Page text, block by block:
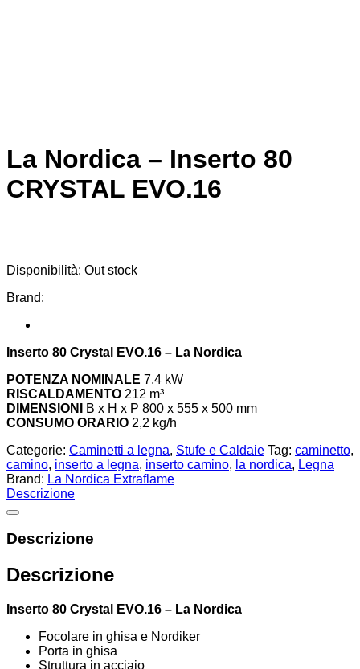
La Nordica – Inserto 80
CRYSTAL EVO.16
Disponibilità: Out stock
Brand:
Inserto 80 Crystal EVO.16 – La Nordica
POTENZA NOMINALE 7,4 kW
RISCALDAMENTO 212 m³
DIMENSIONI
B x H x P 800 x 555 x 500 mm
CONSUMO ORARIO 2,2 kg/h
Categorie: Caminetti a legna, Stufe e Caldaie Tag: caminetto,
camino, inserto a legna, inserto camino, la nordica, Legna
Brand: La Nordica Extraflame
Descrizione
Descrizione
Descrizione
Inserto 80 Crystal EVO.16 – La Nordica
Focolare in ghisa e Nordiker
Porta in ghisa
Struttura in acciaio